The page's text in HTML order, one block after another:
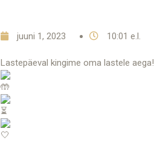
juuni 1, 2023 10:01 e.l.
Lastepäeval kingime oma lastele aega!